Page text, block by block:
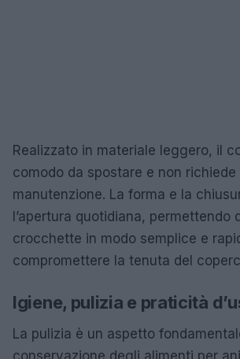
Realizzato in materiale leggero, il
comodo da spostare e non
manutenzione. La forma e la
l’apertura quotidiana, permettendo
crocchette in modo semplice e
compromettere la tenuta del
Igiene, pulizia e praticità
La pulizia è un aspetto